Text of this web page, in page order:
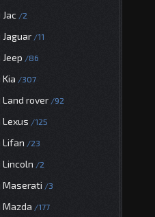
2
Jaguar 11
Jeep 86
Kia 307
Land rover 92
Lexus 125
Lifan 23
Lincoln 2
Maserati 3
Mazda 177